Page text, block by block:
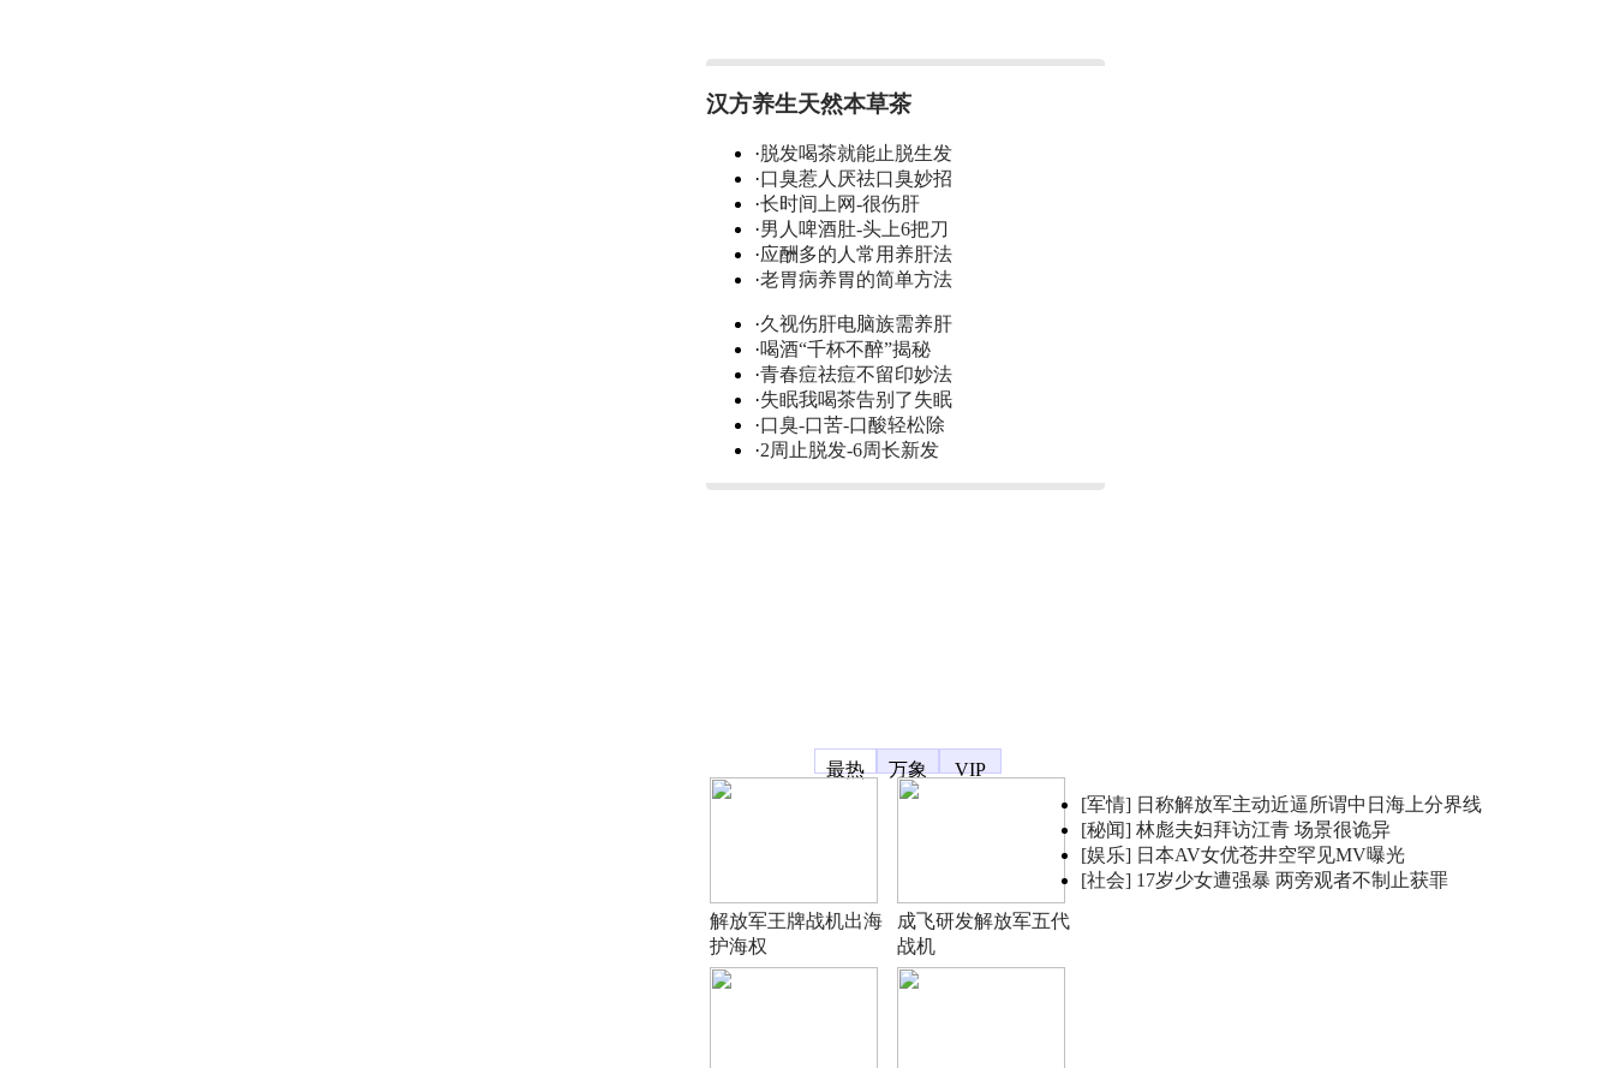
汉方养生天然本草茶
·脱发喝茶就能止脱生发
·口臭惹人厌祛口臭妙招
·长时间上网-很伤肝
·男人啤酒肚-头上6把刀
·应酬多的人常用养肝法
·老胃病养胃的简单方法
·久视伤肝电脑族需养肝
·喝酒“千杯不醉”揭秘
·青春痘祛痘不留印妙法
·失眠我喝茶告别了失眠
·口臭-口苦-口酸轻松除
·2周止脱发-6周长新发
最热
万象 VIP
解放军王牌战机出海
护海权
成飞研发解放军五代
战机
[军情] 日称解放军主动近逼所谓中日海上分界线
[秘闻] 林彪夫妇拜访江青 场景很诡异
[娱乐] 日本AV女优苍井空罕见MV曝光
[社会] 17岁少女遭强暴 两旁观者不制止获罪